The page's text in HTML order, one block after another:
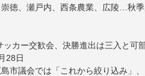
徳、瀬戸内、西条農業、広陵…秋
カー交歓会、決勝進出は三入と可
28日
市議会では「これから絞り込み」